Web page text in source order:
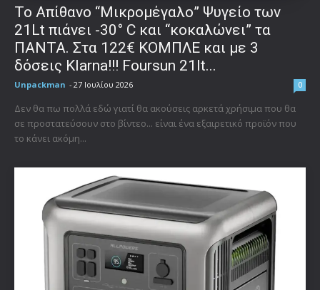
Το Απίθανο “Μικρομέγαλο” Ψυγείο των
21Lt πιάνει -30° C και “κοκαλώνει” τα
ΠΑΝΤΑ. Στα 122€ ΚΟΜΠΛΕ και με 3
δόσεις Klarna!!! Foursun 21lt...
Unpackman - 27 Ιουλίου 2026 0
Δεν θα πω πολλά εδώ γιατί θα ακούσεις αρκετά χρήσιμα που θα
σε προστατεύσουν στο βίντεο... είναι ένα εξαιρετικό προϊόν που
το κάνει ακόμη...